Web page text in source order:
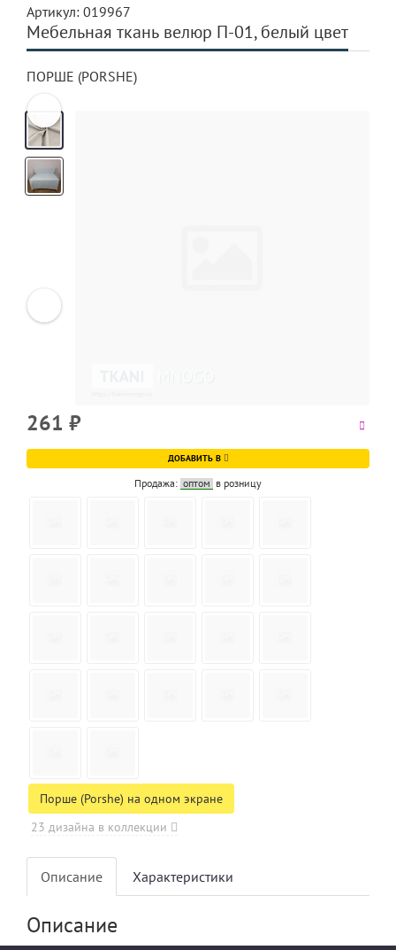
Артикул: 019967
Мебельная ткань велюр П-01, белый цвет
ПОРШЕ (PORSHE)
261 ₽
ДОБАВИТЬ В
Продажа: оптом в розницу
Порше (Porshe) на одном экране
23 дизайна в коллекции
Описание Характеристики
Описание